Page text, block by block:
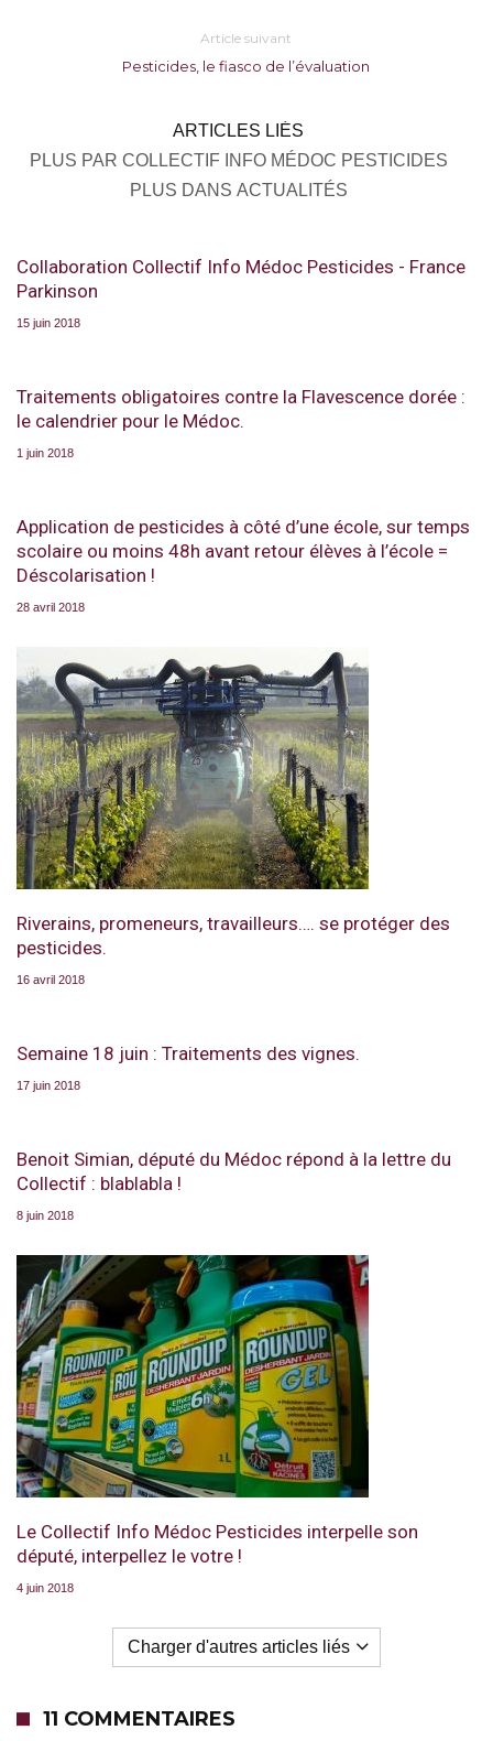
Article suivant
Pesticides, le fiasco de l’évaluation
ARTICLES LIÉS
PLUS PAR COLLECTIF INFO MÉDOC PESTICIDES
PLUS DANS ACTUALITÉS
Collaboration Collectif Info Médoc Pesticides - France
Parkinson
15 juin 2018
Traitements obligatoires contre la Flavescence dorée :
le calendrier pour le Médoc.
1 juin 2018
Application de pesticides à côté d’une école, sur temps
scolaire ou moins 48h avant retour élèves à l’école =
Déscolarisation !
28 avril 2018
Riverains, promeneurs, travailleurs…. se protéger des
pesticides.
16 avril 2018
Semaine 18 juin : Traitements des vignes.
17 juin 2018
Benoit Simian, député du Médoc répond à la lettre du
Collectif : blablabla !
8 juin 2018
Le Collectif Info Médoc Pesticides interpelle son
député, interpellez le votre !
4 juin 2018
Charger d'autres articles liés
11 COMMENTAIRES